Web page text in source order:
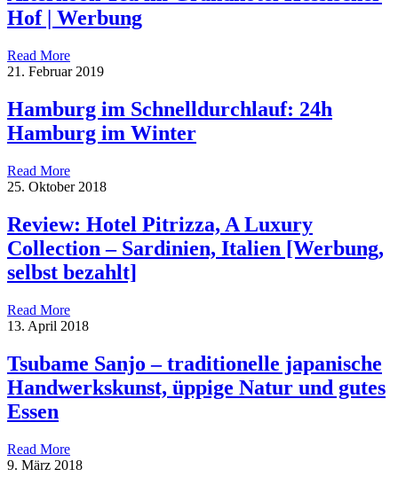
Hof | Werbung
Read More
21. Februar 2019
Hamburg im Schnelldurchlauf: 24h
Hamburg im Winter
Read More
25. Oktober 2018
Review: Hotel Pitrizza, A Luxury
Collection – Sardinien, Italien [Werbung,
selbst bezahlt]
Read More
13. April 2018
Tsubame Sanjo – traditionelle japanische
Handwerkskunst, üppige Natur und gutes
Essen
Read More
9. März 2018